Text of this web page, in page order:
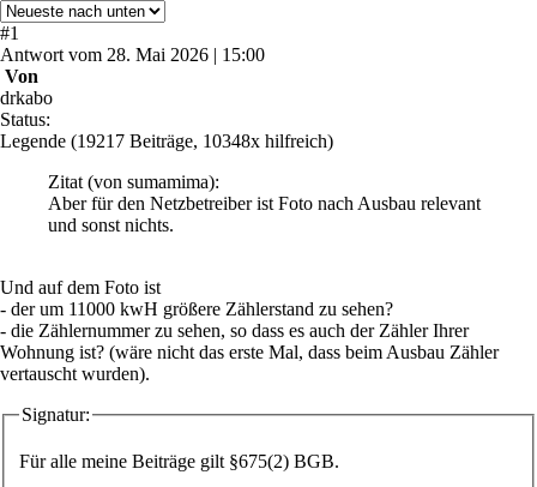
#1
Antwort vom 28. Mai 2026 | 15:00
Von
drkabo
Status:
Legende (19217 Beiträge, 10348x hilfreich)
Zitat (von sumamima):
Aber für den Netzbetreiber ist Foto nach Ausbau relevant
und sonst nichts.
Und auf dem Foto ist
- der um 11000 kwH größere Zählerstand zu sehen?
- die Zählernummer zu sehen, so dass es auch der Zähler Ihrer
Wohnung ist? (wäre nicht das erste Mal, dass beim Ausbau Zähler
vertauscht wurden).
Signatur:
Für alle meine Beiträge gilt §675(2) BGB.